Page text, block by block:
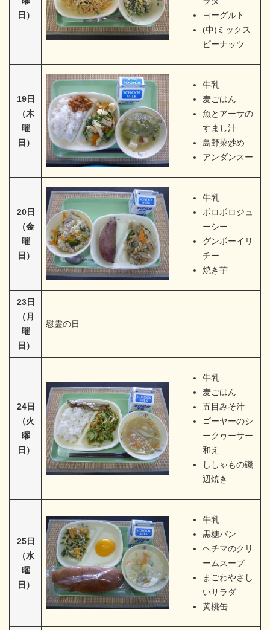
日）
ヨーグルト
(中)ミックス
ピーナッツ
19日
（木
曜
日）
牛乳
麦ごはん
魚とアーサの
すまし汁
島野菜炒め
アンダンスー
20日
（金
曜
日）
牛乳
ボロボロジュ
ーシー
グンボーイリ
チー
焼き芋
23日
（月
曜
日）
慰霊の日
24日
（火
曜
日）
牛乳
麦ごはん
五目みそ汁
ゴーヤーのシ
ークヮーサー
和え
ししゃもの磯
辺焼き
25日
（水
曜
日）
牛乳
黒糖パン
ヘチマのクリ
ームスープ
まごわやさし
いサラダ
黄桃缶